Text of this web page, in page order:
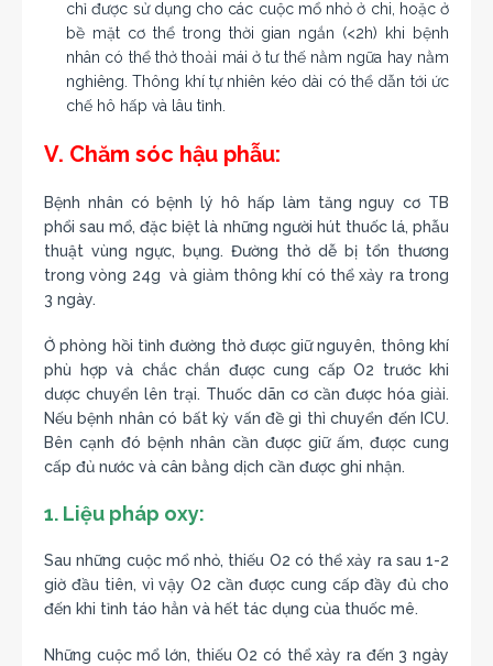
chỉ được sử dụng cho các cuộc mổ nhỏ ở chi, hoặc ở
bề mặt cơ thể trong thời gian ngắn (<2h) khi bệnh
nhân có thể thở thoải mái ở tư thế nằm ngữa hay nằm
nghiêng. Thông khí tự nhiên kéo dài có thể dẫn tới ức
chế hô hấp và lâu tỉnh.
V. Chăm sóc hậu phẫu:
Bệnh nhân có bệnh lý hô hấp làm tăng nguy cơ TB
phổi sau mổ, đặc biệt là những người hút thuốc lá, phẫu
thuật vùng ngực, bụng. Đường thở dễ bị tổn thương
trong vòng 24g và giảm thông khí có thể xảy ra trong
3 ngày.
Ở phòng hồi tỉnh đường thở được giữ nguyên, thông khí
phù hợp và chắc chắn được cung cấp O2 trước khi
dược chuyển lên trại. Thuốc dãn cơ cần được hóa giải.
Nếu bệnh nhân có bất kỳ vấn đề gì thì chuyển đến ICU.
Bên cạnh đó bệnh nhân cần được giữ ấm, được cung
cấp đủ nước và cân bằng dịch cần được ghi nhận.
1. Liệu pháp oxy:
Sau những cuộc mổ nhỏ, thiếu O2 có thể xảy ra sau 1-2
giờ đầu tiên, vì vậy O2 cần được cung cấp đầy đủ cho
đến khi tỉnh táo hẳn và hết tác dụng của thuốc mê.
Những cuộc mổ lớn, thiếu O2 có thể xảy ra đến 3 ngày